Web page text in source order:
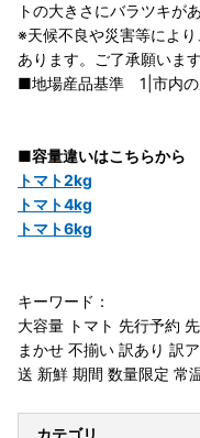
トの大きさにバラツキが
※天候不良や災害等によ
あります。ご了承願います
■地場産品基準 1|市内の
■容量違いはこちらから
トマト2kg
トマト4kg
トマト6kg
キーワード：
大容量 トマト 先行予約
まかせ 不揃い 訳あり 訳
送 新鮮 期間 数量限定 常